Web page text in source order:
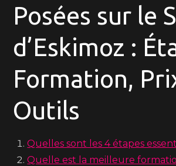
Posées sur le
d’Eskimoz :
Formation,
Outils
Quelles sont les 4 étapes
Quelle est la meilleure